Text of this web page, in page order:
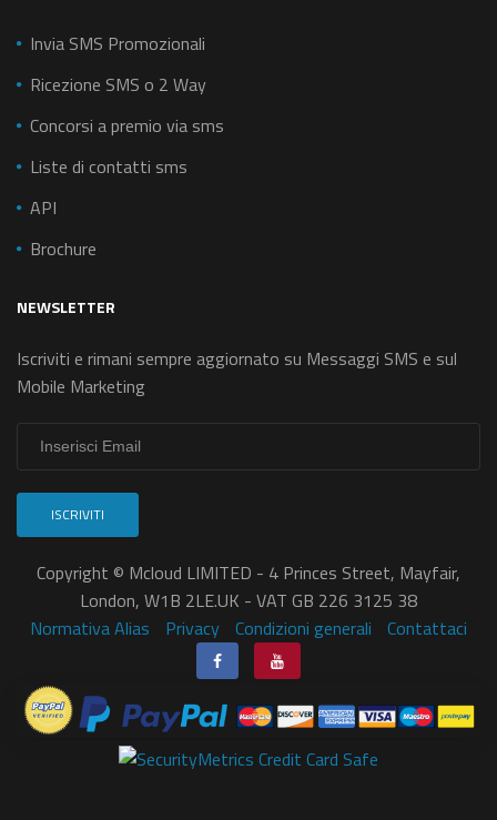
Invia SMS Promozionali
Ricezione SMS o 2 Way
Concorsi a premio via sms
Liste di contatti sms
API
Brochure
NEWSLETTER
Iscriviti e rimani sempre aggiornato su Messaggi SMS e sul
Mobile Marketing
ISCRIVITI
Copyright © Mcloud LIMITED - 4 Princes Street, Mayfair,
London, W1B 2LE.UK - VAT GB 226 3125 38
Normativa Alias
Privacy Condizioni generali Contattaci